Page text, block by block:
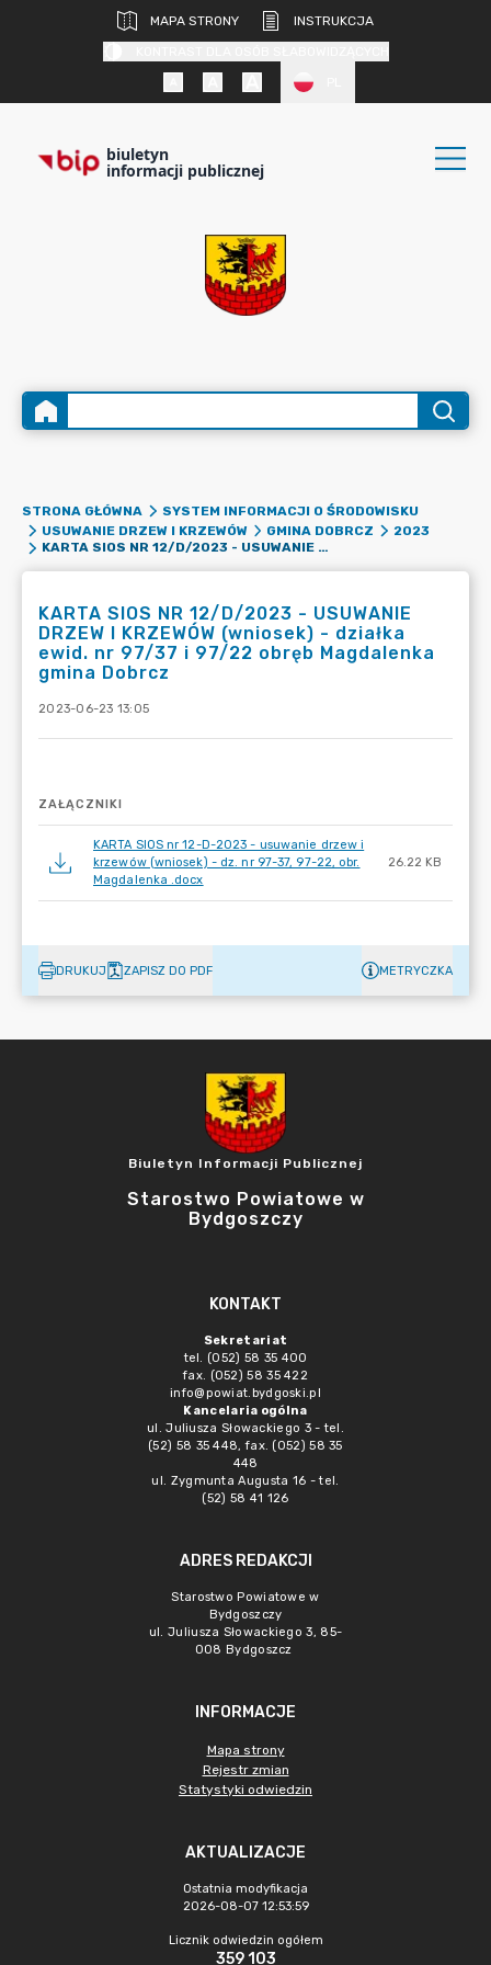
MAPA STRONY
INSTRUKCJA
biuletyn
informacji publicznej
STRONA GŁÓWNA
SYSTEM INFORMACJI O ŚRODOWISKU
USUWANIE DRZEW I KRZEWÓW
GMINA DOBRCZ
2023
KARTA SIOS NR 12/D/2023 - USUWANIE DRZEW I KRZEWÓW (WNIOSEK) - DZIAŁKA EWID. NR 97/37 I 97/22 OBRĘB MAGDALENKA GMINA DOBRCZ
KARTA SIOS NR 12/D/2023 - USUWANIE
DRZEW I KRZEWÓW (wniosek) - działka
ewid. nr 97/37 i 97/22 obręb Magdalenka
gmina Dobrcz
2023-06-23 13:05
ZAŁĄCZNIKI
KARTA SIOS nr 12-D-2023 - usuwanie drzew i
krzewów (wniosek) - dz. nr 97-37, 97-22, obr.
Magdalenka .docx
26.22 KB
DRUKUJ ZAPISZ DO PDF METRYCZKA
Biuletyn Informacji Publicznej
Starostwo Powiatowe w
Bydgoszczy
KONTAKT
Sekretariat
tel. (052) 58 35 400
fax. (052) 58 35 422
info@powiat.bydgoski.pl
Kancelaria ogólna
ul. Juliusza Słowackiego 3 - tel.
(52) 58 35 448, fax. (052) 58 35
448
ul. Zygmunta Augusta 16 - tel.
(52) 58 41 126
ADRES REDAKCJI
Starostwo Powiatowe w
Bydgoszczy
ul. Juliusza Słowackiego 3, 85-
008 Bydgoszcz
INFORMACJE
Mapa strony
Rejestr zmian
Statystyki odwiedzin
AKTUALIZACJE
Ostatnia modyfikacja
2026-08-07 12:53:59
Licznik odwiedzin ogółem
359 103